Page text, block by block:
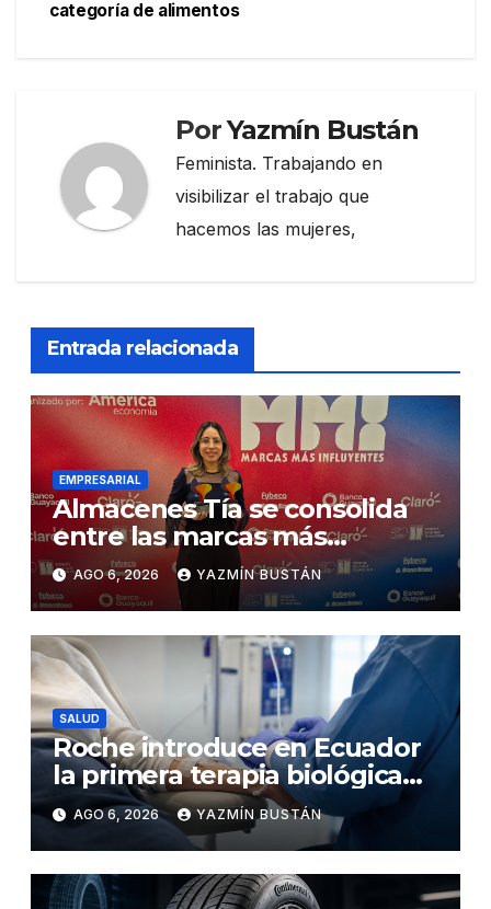
categoría de alimentos
PorYazmín Bustán
Feminista. Trabajando en
visibilizar el trabajo que
hacemos las mujeres,
Entrada relacionada
EMPRESARIAL
Almacenes Tía se consolida
entre las marcas más
influyentes del Ecuador
AGO 6, 2026 YAZMÍN BUSTÁN
SALUD
Roche introduce en Ecuador
la primera terapia biológica
de precisión capaz de
detener el daño renal por
nefritis lúpica
AGO 6, 2026 YAZMÍN BUSTÁN